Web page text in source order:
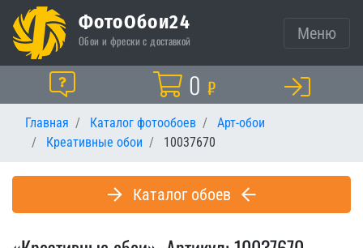
ФотоОбои24
Обои и фрески с доставкой Меню
Помощь Корзина
0 ₽
Главная Каталог фотообоев
Арт-обои
Креативные обои
10037670
Каталог обоев